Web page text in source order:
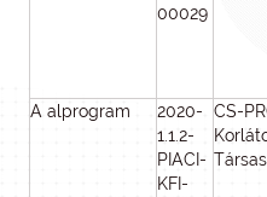
00029
A alprogram
2020-
1.1.2-
PIACI-
KFI-
CS-